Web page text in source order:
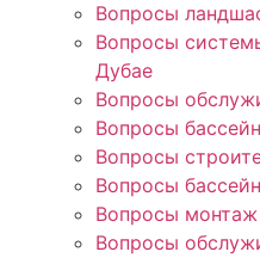
Вопросы
Вопросы
Дубае
Вопросы
Вопросы
Вопросы
Вопросы
Вопросы монтаж
Вопросы